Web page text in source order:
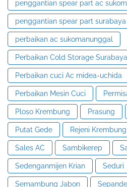
penggantian spear part ac
penggantian spear part surabaya
perbaikan ac sukomanunggal
Perbaikan Cold Storage Surabaya
Perbaikan cuci Ac midea-uchida
Perbaikan Mesin Cuci
Ploso Krembung Prasung
Putat Gede Rejeni Krembung
Sales AC Sambikerep
Sedenganmijen Krian Seduri
Semambung Jabon Sepande